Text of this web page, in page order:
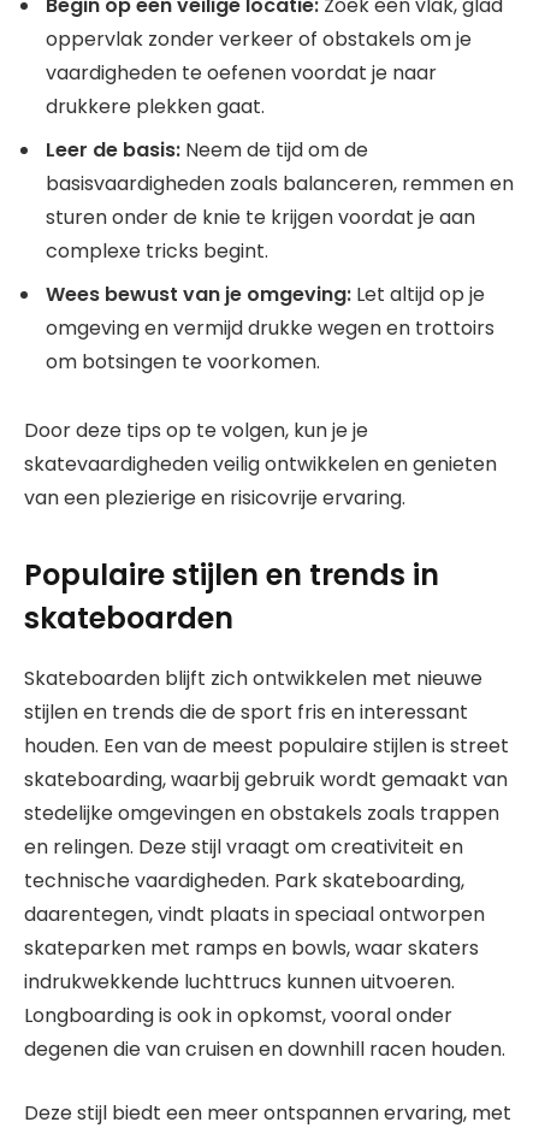
oppervlak zonder verkeer of obstakels om je
vaardigheden te oefenen voordat je naar
drukkere plekken gaat.
Leer de basis: Neem de tijd om de
basisvaardigheden zoals balanceren, remmen en
sturen onder de knie te krijgen voordat je aan
complexe tricks begint.
Wees bewust van je omgeving: Let altijd op je
omgeving en vermijd drukke wegen en trottoirs
om botsingen te voorkomen.
Door deze tips op te volgen, kun je je
skatevaardigheden veilig ontwikkelen en genieten
van een plezierige en risicovrije ervaring.
Populaire stijlen en trends in
skateboarden
Skateboarden blijft zich ontwikkelen met nieuwe
stijlen en trends die de sport fris en interessant
houden. Een van de meest populaire stijlen is street
skateboarding, waarbij gebruik wordt gemaakt van
stedelijke omgevingen en obstakels zoals trappen
en relingen. Deze stijl vraagt om creativiteit en
technische vaardigheden. Park skateboarding,
daarentegen, vindt plaats in speciaal ontworpen
skateparken met ramps en bowls, waar skaters
indrukwekkende luchttrucs kunnen uitvoeren.
Longboarding is ook in opkomst, vooral onder
degenen die van cruisen en downhill racen houden.
Deze stijl biedt een meer ontspannen ervaring, met